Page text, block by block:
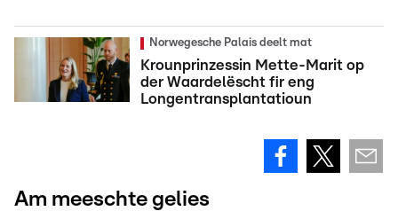
Norwegesche Palais deelt mat
Krounprinzessin Mette-Marit op
der Waardelëscht fir eng
Longentransplantatioun
Am meeschte gelies